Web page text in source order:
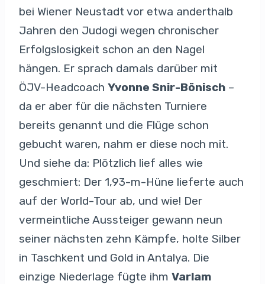
bei Wiener Neustadt vor etwa anderthalb
Jahren den Judogi wegen chronischer
Erfolgslosigkeit schon an den Nagel
hängen. Er sprach damals darüber mit
ÖJV-Headcoach Yvonne Snir-Bönisch –
da er aber für die nächsten Turniere
bereits genannt und die Flüge schon
gebucht waren, nahm er diese noch mit.
Und siehe da: Plötzlich lief alles wie
geschmiert: Der 1,93-m-Hüne lieferte auch
auf der World-Tour ab, und wie! Der
vermeintliche Aussteiger gewann neun
seiner nächsten zehn Kämpfe, holte Silber
in Taschkent und Gold in Antalya. Die
einzige Niederlage fügte ihm Varlam